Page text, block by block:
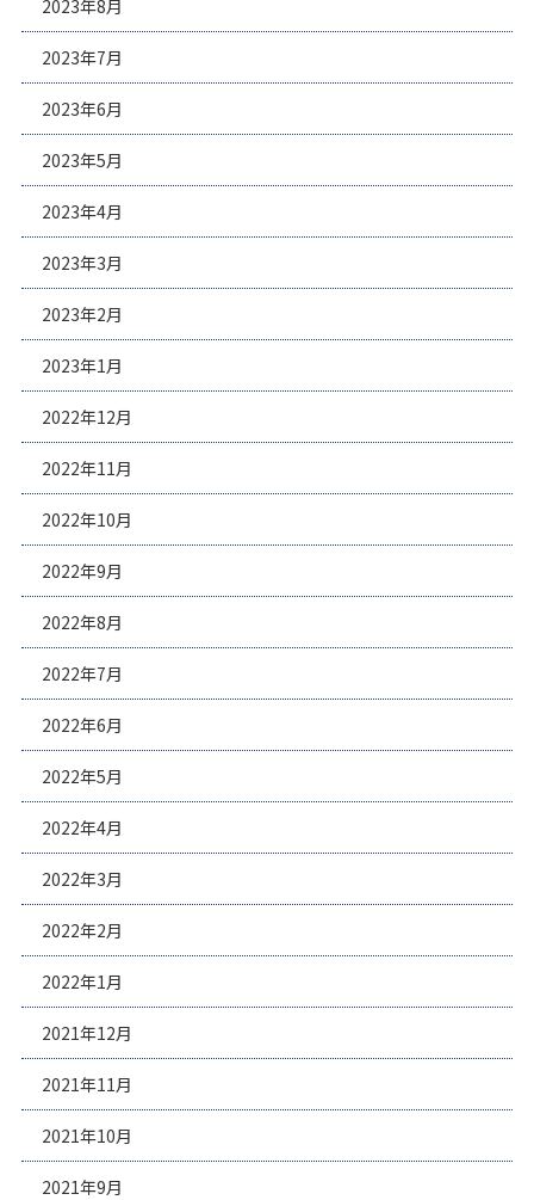
2023年8月
2023年7月
2023年6月
2023年5月
2023年4月
2023年3月
2023年2月
2023年1月
2022年12月
2022年11月
2022年10月
2022年9月
2022年8月
2022年7月
2022年6月
2022年5月
2022年4月
2022年3月
2022年2月
2022年1月
2021年12月
2021年11月
2021年10月
2021年9月